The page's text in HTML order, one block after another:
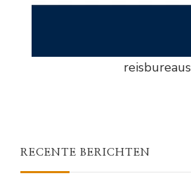
reisbureaus
RECENTE BERICHTEN